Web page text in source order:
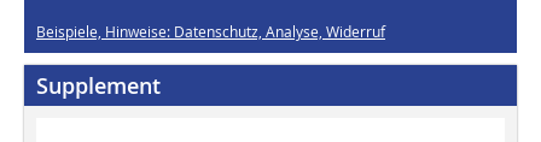
Beispiele, Hinweise: Datenschutz, Analyse, Widerruf
Supplement